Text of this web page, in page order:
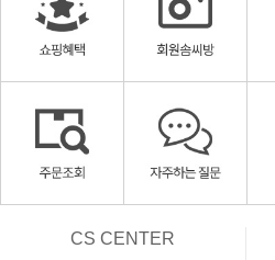
CS CENTER